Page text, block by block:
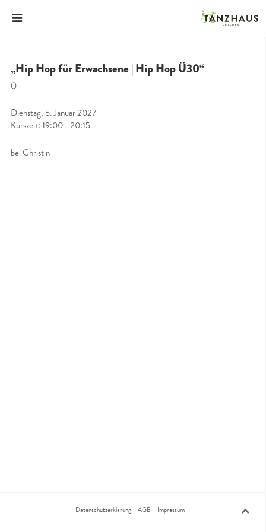
„Hip Hop für Erwachsene | Hip Hop Ü30“
()
Dienstag, 5. Januar 2027
Kurszeit: 19:00 - 20:15
bei Christin
Datenschutzerklärung AGB Impressum